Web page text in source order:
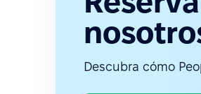
Descubra cómo